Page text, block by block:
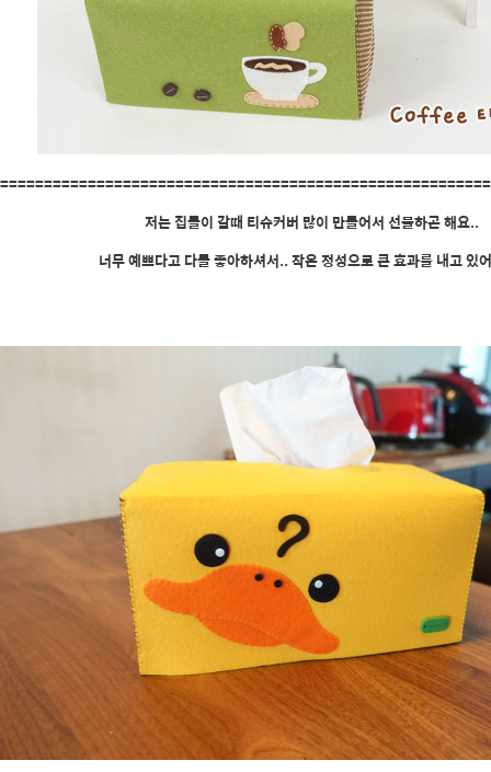
저는 집들이 갈때 티슈커버 많이 만들어서 선물하곤 해요..
너무 예쁘다고 다들 좋아하셔서.. 작은 정성으로 큰 효과를 내고 있